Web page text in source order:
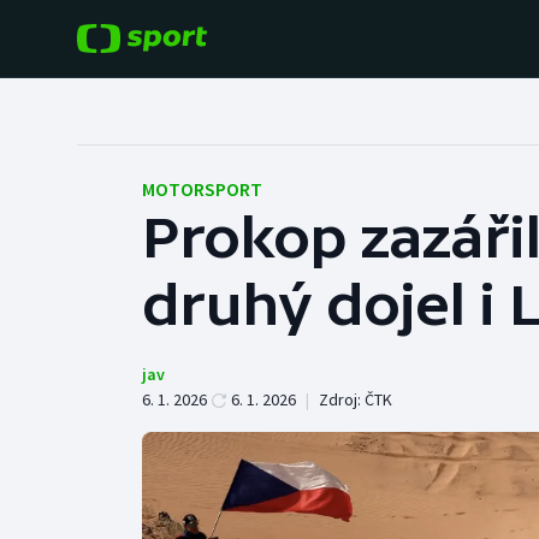
Hokej
Tenis
Cyklistika
Baseball a softbal
Basketbal
Boby a skeleton
MOTORSPORT
Prokop
druhý dojel i
jav
6. 1. 2026
6. 1. 2026 | Zdroj: ČTK